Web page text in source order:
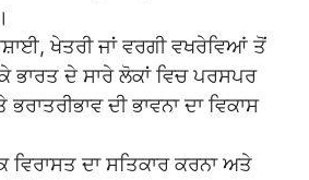
ਖੇਤਰੀ ਜਾਂ ਵਰਗੀ ਵਖਰੇਵਿਆਂ ਤੋਂ
ਦੇ ਸਾਰੇ ਲੋਕਾਂ ਵਿਚ ਪਰਸਪਰ
ਦੀ ਭਾਵਨਾ ਦਾ ਵਿਕਾਸ
ਵਿਰਾਸਤ ਦਾ ਸਤਿਕਾਰ ਕਰਨਾ ਅਤੇ